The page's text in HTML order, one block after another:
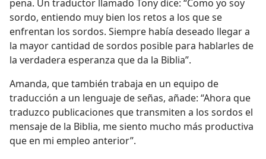
pena. Un traductor llamado Tony dice: “Como yo soy
sordo, entiendo muy bien los retos a los que se
enfrentan los sordos. Siempre había deseado llegar a
la mayor cantidad de sordos posible para hablarles de
la verdadera esperanza que da la Biblia”.
Amanda, que también trabaja en un equipo de
traducción a un lenguaje de señas, añade: “Ahora que
traduzco publicaciones que transmiten a los sordos el
mensaje de la Biblia, me siento mucho más productiva
que en mi empleo anterior”.